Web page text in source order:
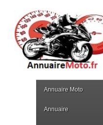
Annuaire Moto
Annuaire